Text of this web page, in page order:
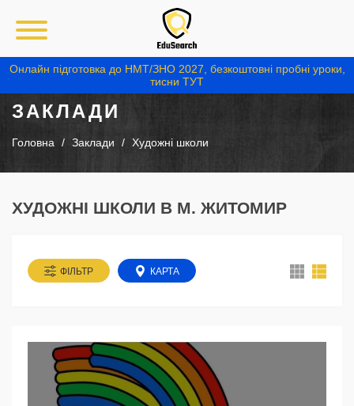
Онлайн підготовка до НМТ/ЗНО 2027, безкоштовні пробні уроки,
тисни ТУТ
ЗАКЛАДИ
Головна Заклади Художні школи
ХУДОЖНІ ШКОЛИ В М. ЖИТОМИР
ФІЛЬТР КАРТА